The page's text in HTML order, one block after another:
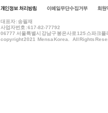
대표자 : 송필재
사업자번호 : 617-82-77792
06777 서울특별시 강남구 봉은사로 125 스파
copyright 2021 Mensa Korea. All Rights